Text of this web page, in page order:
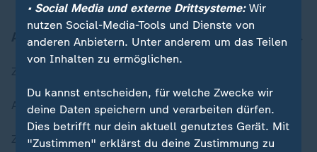
Aktuell bei ZDFheute
Aktuelle Sendungs-Videos
ZDFheute Stories
• Social Media und externe Drittsysteme:Wir
nutzen Social-Media-Tools und Dienste von
anderen Anbietern. Unter anderem um das Teilen
von Inhalten zu ermöglichen.
Du kannst entscheiden, für welche Zwecke wir
deine Daten speichern und verarbeiten dürfen.
Dies betrifft nur dein aktuell genutztes Gerät. Mit
"Zustimmen" erklärst du deine Zustimmung zu